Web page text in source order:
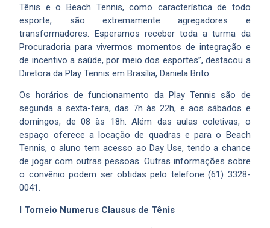
Tênis e o Beach Tennis, como característica de todo
esporte, são extremamente agregadores e
transformadores. Esperamos receber toda a turma da
Procuradoria para vivermos momentos de integração e
de incentivo a saúde, por meio dos esportes”, destacou a
Diretora da Play Tennis em Brasília, Daniela Brito.
Os horários de funcionamento da Play Tennis são de
segunda a sexta-feira, das 7h às 22h, e aos sábados e
domingos, de 08 às 18h. Além das aulas coletivas, o
espaço oferece a locação de quadras e para o Beach
Tennis, o aluno tem acesso ao Day Use, tendo a chance
de jogar com outras pessoas. Outras informações sobre
o convênio podem ser obtidas pelo telefone (61) 3328-
0041.
I Torneio Numerus Clausus de Tênis